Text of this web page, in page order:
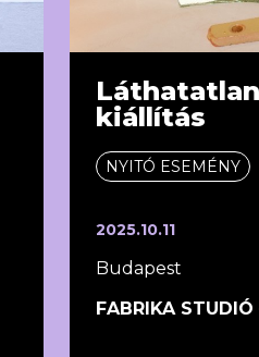
kiállítás
NYITÓ ESEMÉNY
2025.10.11
Budapest
FABRIKA